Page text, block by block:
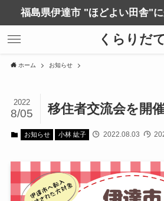
福島県伊達市 "ほどよい田舎"
くらりだ
ホーム お知らせ
移住者交流会を開
2022
8/05
お知らせ 小林 紘子 2022.08.03